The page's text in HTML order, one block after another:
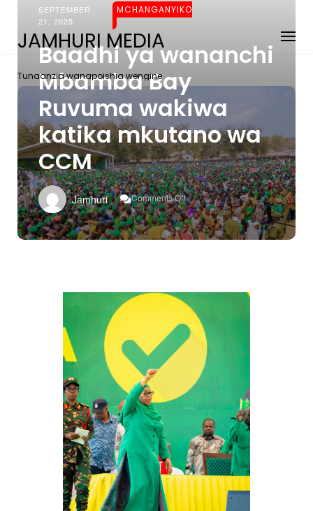
JAMHURI MEDIA
Tunaanzia wanapoishia wengine
SEPTEMBER
21, 2025
MCHANGANYIKO
Baadhi ya wananchi
Mbamba Bay
Ruvuma wakiwa
katika mkutano wa
CCM
Jamhuri Comments Off
On
Baadhi
Ya
Wananchi
Katika
Mkutano
Wa
CCM